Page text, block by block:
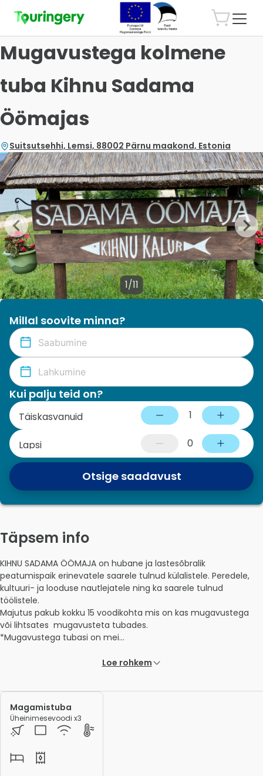
Mugavustega kolmene
tuba Kihnu Sadama
Öömajas
Suitsutsehhi, Lemsi, 88002 Pärnu maakond, Estonia
1/11
Millal soovite minna?
Kui palju teid on?
Täiskasvanuid 1
Lapsi 0
Otsige saadavust
Täpsem info
KIHNU SADAMA ÖÖMAJA on hubane ja lastesõbralik
peatumispaik erinevatele saarele tulnud külalistele. Peredele,
kultuuri- ja looduse nautlejatele ning ka saarele tulnud
töölistele.
Majutus pakub kokku 15 voodikohta mis on kas mugavustega
või lihtsates  mugavusteta tubades.
*Mugavustega tubasi on mei...
Loe rohkem
Magamistuba
Üheinimesevoodi x3